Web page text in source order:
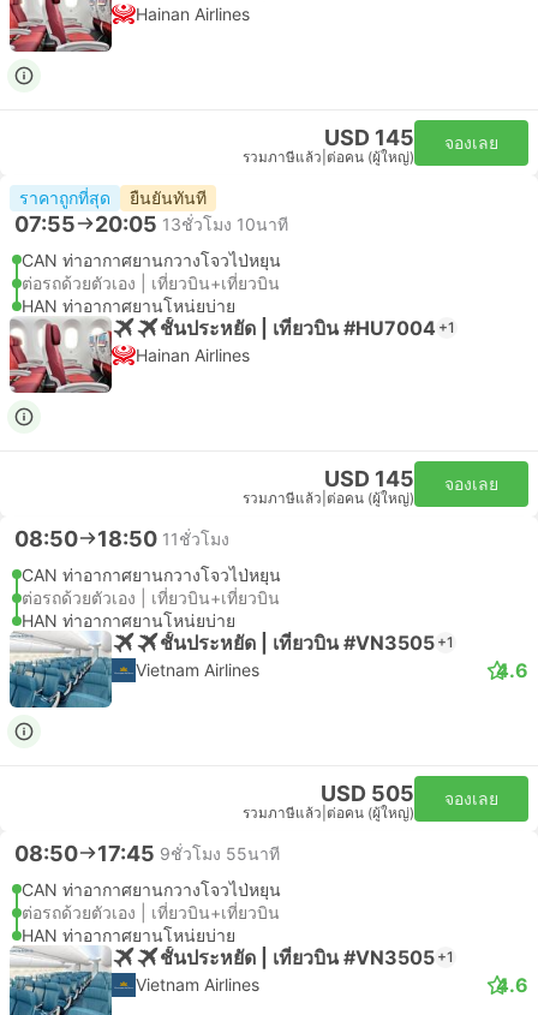
Hainan Airlines
USD 145
รวมภาษีแล้ว ต่อคน (ผู้ใหญ่)
จองเลย
ราคาถูกที่สุด ยืนยันทันที
07:55 20:05 13ชั่วโมง 10นาที
CAN ท่าอากาศยานกวางโจวไป่หยุน
ต่อรถด้วยตัวเอง | เที่ยวบิน+เที่ยวบิน
HAN ท่าอากาศยานโหน่ยบ่าย
ชั้นประหยัด | เที่ยวบิน #HU7004 +1
Hainan Airlines
USD 145
รวมภาษีแล้ว ต่อคน (ผู้ใหญ่)
จองเลย
08:50 18:50 11ชั่วโมง
CAN ท่าอากาศยานกวางโจวไป่หยุน
ต่อรถด้วยตัวเอง | เที่ยวบิน+เที่ยวบิน
HAN ท่าอากาศยานโหน่ยบ่าย
ชั้นประหยัด | เที่ยวบิน #VN3505 +1
Vietnam Airlines 4.6
USD 505
รวมภาษีแล้ว ต่อคน (ผู้ใหญ่)
จองเลย
08:50 17:45 9ชั่วโมง 55นาที
CAN ท่าอากาศยานกวางโจวไป่หยุน
ต่อรถด้วยตัวเอง | เที่ยวบิน+เที่ยวบิน
HAN ท่าอากาศยานโหน่ยบ่าย
ชั้นประหยัด | เที่ยวบิน #VN3505 +1
Vietnam Airlines 4.6